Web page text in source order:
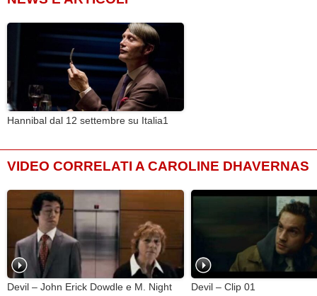
Hannibal dal 12 settembre su Italia1
VIDEO CORRELATI A CAROLINE DHAVERNAS
Devil – John Erick Dowdle e M. Night
Devil – Clip 01